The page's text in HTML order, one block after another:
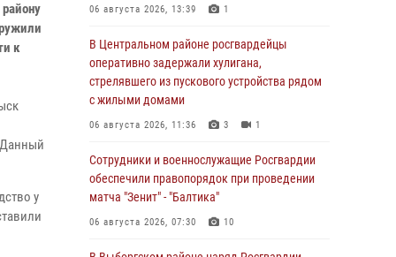
к
Данный
у
06 августа 2026, 13:39 1
В Центральном районе росгвардейцы
оперативно задержали хулигана,
стрелявшего из пускового устройства рядом
с жилыми домами
06 августа 2026, 11:36 3 1
Сотрудники и военнослужащие Росгвардии
обеспечили правопорядок при проведении
матча "Зенит" - "Балтика"
06 августа 2026, 07:30 10